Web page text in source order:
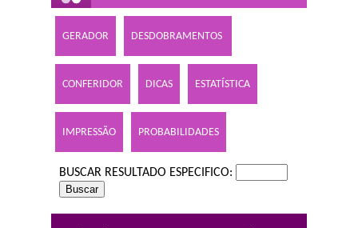
GERADOR DESDOBRAMENTOS
CONFERIDOR DICAS ESTATÍSTICA
IMPRESSÃO PROBABILIDADES
BUSCAR RESULTADO ESPECIFICO: